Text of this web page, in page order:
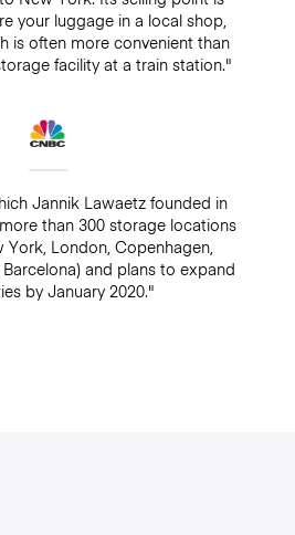
your luggage in a local shop,
is often more convenient than
facility at a train station."
Jannik Lawaetz founded in
than 300 storage locations
York, London, Copenhagen,
and plans to expand
by January 2020."